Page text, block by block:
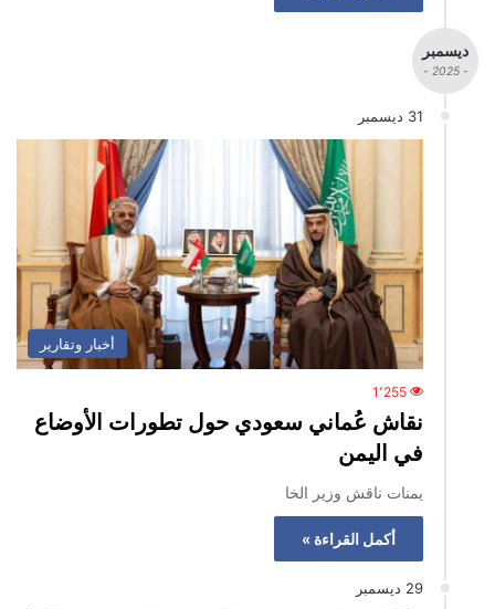
ديسمبر
- 2025 -
31 ديسمبر
أخبار وتقارير
1٬255
نقاش عُماني سعودي حول تطورات الأوضاع
في اليمن
يمنات ناقش وزير الخا
أكمل القراءة »
29 ديسمبر